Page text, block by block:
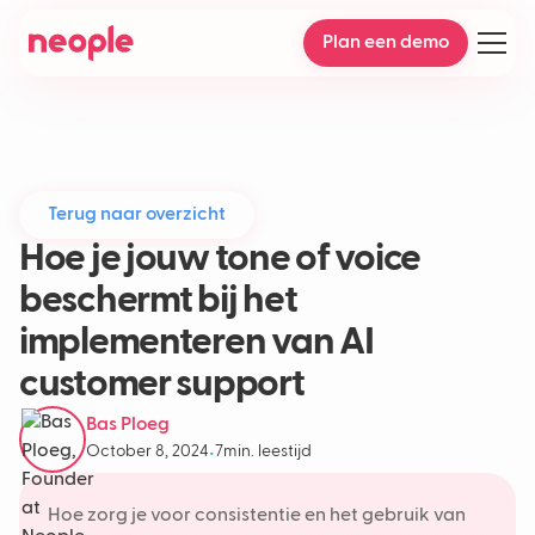
Plan een demo
Terug naar overzicht
Hoe je jouw tone of voice
beschermt bij het
implementeren van AI
customer support
Bas Ploeg
October 8, 2024•7min. leestijd
Hoe zorg je voor consistentie en het gebruik van